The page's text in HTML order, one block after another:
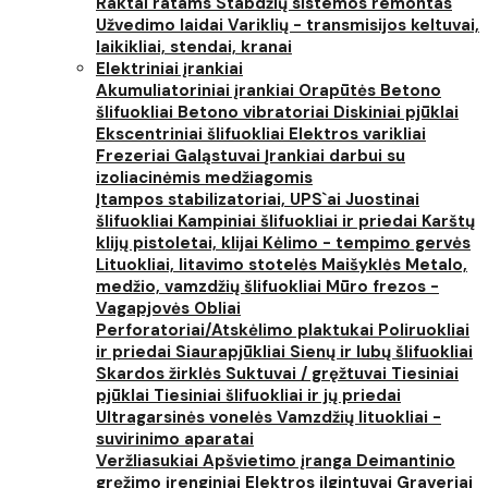
Užvedimo laidai Variklių - transmisijos keltuvai,
laikikliai, stendai, kranai
Elektriniai įrankiai
Akumuliatoriniai įrankiai Orapūtės Betono
šlifuokliai Betono vibratoriai Diskiniai pjūklai
Ekscentriniai šlifuokliai Elektros varikliai
Frezeriai Galąstuvai Įrankiai darbui su
izoliacinėmis medžiagomis
Įtampos stabilizatoriai, UPS`ai Juostinai
šlifuokliai Kampiniai šlifuokliai ir priedai Karštų
klijų pistoletai, klijai Kėlimo - tempimo gervės
Lituokliai, litavimo stotelės Maišyklės Metalo,
medžio, vamzdžių šlifuokliai Mūro frezos -
Vagapjovės Obliai
Perforatoriai/Atskėlimo plaktukai Poliruokliai
ir priedai Siaurapjūkliai Sienų ir lubų šlifuokliai
Skardos žirklės Suktuvai / gręžtuvai Tiesiniai
pjūklai Tiesiniai šlifuokliai ir jų priedai
Ultragarsinės vonelės Vamzdžių lituokliai -
suvirinimo aparatai
Veržliasukiai Apšvietimo įranga Deimantinio
gręžimo įrenginiai Elektros ilgintuvai Graveriai